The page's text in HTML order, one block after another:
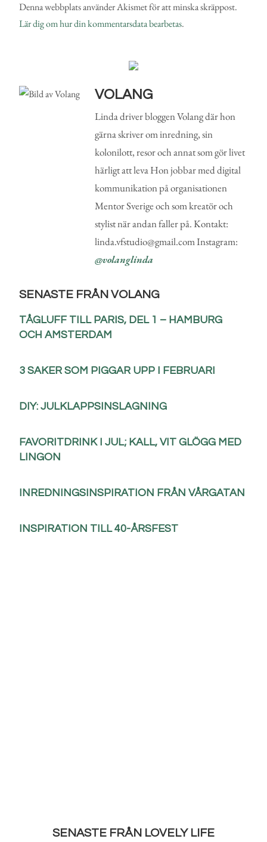
Denna webbplats använder Akismet för att minska skräppost.
Lär dig om hur din kommentarsdata bearbetas.
VOLANG
Linda driver bloggen Volang där hon
gärna skriver om inredning, sin
kolonilott, resor och annat som gör livet
härligt att leva Hon jobbar med digital
kommunikation på organisationen
Mentor Sverige och som kreatör och
stylist när andan faller på. Kontakt:
linda.vfstudio@gmail.com Instagram:
@volanglinda
SENASTE FRÅN VOLANG
TÅGLUFF TILL PARIS, DEL 1 – HAMBURG
OCH AMSTERDAM
3 SAKER SOM PIGGAR UPP I FEBRUARI
DIY: JULKLAPPSINSLAGNING
FAVORITDRINK I JUL; KALL, VIT GLÖGG MED
LINGON
INREDNINGSINSPIRATION FRÅN VÅRGATAN
INSPIRATION TILL 40-ÅRSFEST
SENASTE FRÅN LOVELY LIFE